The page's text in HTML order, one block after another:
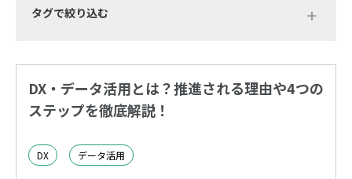
タグで絞り込む
DX・データ活用とは？推進される理由や4つの
ステップを徹底解説！
DX データ活用